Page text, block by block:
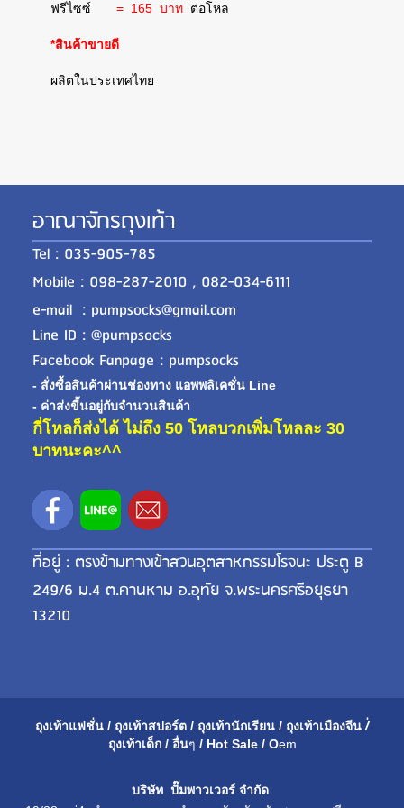
ฟรีไซซ์ = 165 บาท ต่อโหล
*สินค้าขายดี
ผลิตในประเทศไทย
อาณาจักรถุงเท้า
Tel : 035-905-785
Mobile : 098-287-2010 , 082-034-6111
e-mail : pumpsocks@gmail.com
Line ID : @pumpsocks
Facebook Fanpage : pumpsocks
- สั่งซื้อสินค้าผ่านช่องทาง แอพพลิเคชั่น Line
- ค่าส่งขี้นอยู่กับจำนวนสินค้า
กี่โหลก็ส่งได้ ไม่ถึง 50 โหลบวกเพิ่มโหลละ 30
บาทนะคะ^^
ที่อยู่ : ตรงข้ามทางเข้าสวนอุตสาหกรรมโรจนะ ประตู B
249/6 ม.4 ต.คานหาม อ.อุทัย จ.พระนครศรีอยุธยา
13210
ถุงเท้าแฟชั่น / ถุงเท้าสปอร์ต / ถุงเท้านักเรียน / ถุงเท้าเมืองจีน /่
ถุงเท้าเด็ก / อื่นๆ / Hot Sale / Oem
บริษัท ปั๊มพาวเวอร์ จำกัด